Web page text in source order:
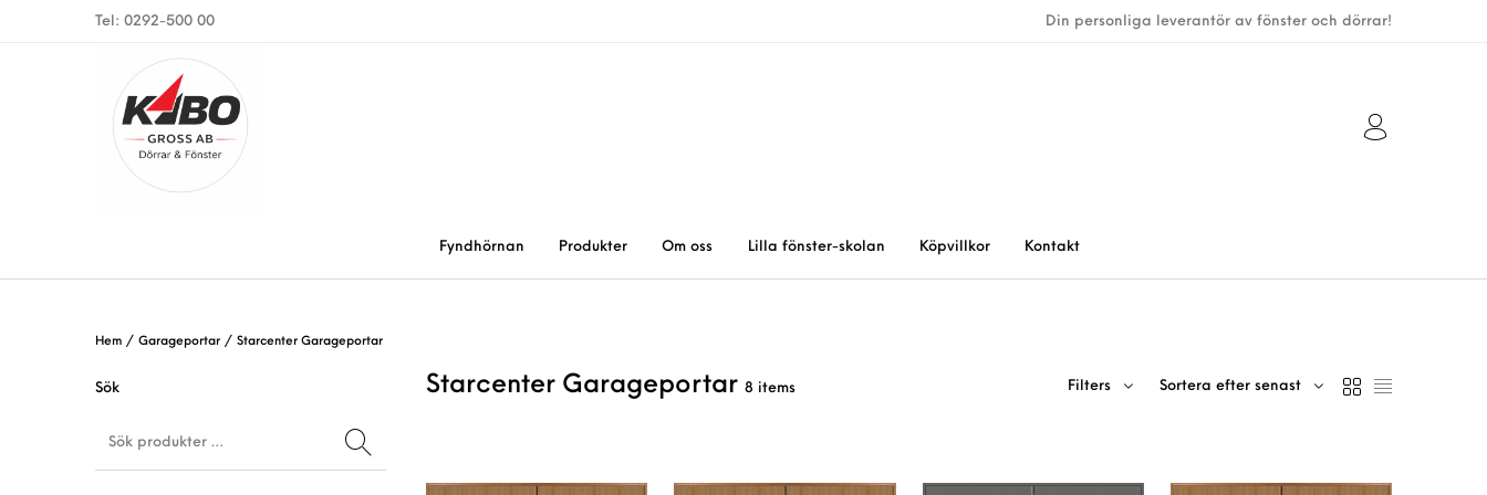
Tel: 0292-500 00 Din personliga leverantör av fönster och dörrar!
Fyndhörnan Produkter Om oss Lilla fönster-skolan Köpvillkor Kontakt
Hem / Garageportar / Starcenter Garageportar
Sök Starcenter Garageportar 8 items Filters Sortera efter senast